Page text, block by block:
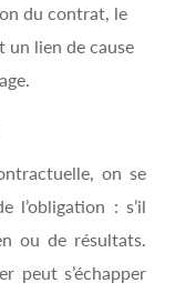
du contrat, le
un lien de cause
on se
l’obligation : s’il
ou de résultats.
peut s’échapper